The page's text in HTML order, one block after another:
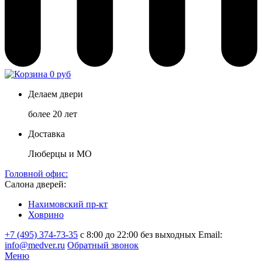
0 руб
Делаем двери
более 20 лет
Доставка
Люберцы и МО
Головной офис:
Салона дверей:
Нахимовский пр-кт
Ховрино
+7 (495) 374-73-35 с 8:00 до 22:00 без выходных Email:
info@medver.ru Обратный звонок
Меню